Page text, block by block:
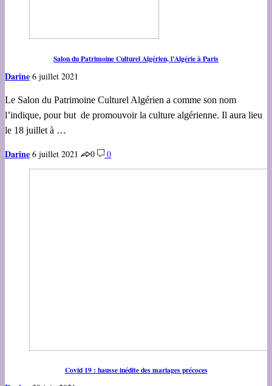
Salon du Patrimoine Culturel Algérien, l’Algérie à Paris
Darine 6 juillet 2021
Le Salon du Patrimoine Culturel Algérien a comme son nom
l’indique, pour but de promouvoir la culture algérienne. Il aura lieu
le 18 juillet à …
Darine 6 juillet 2021 0 0
Covid 19 : hausse inédite des mariages précoces